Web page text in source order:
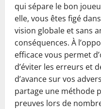
qui sépare le bon
elle, vous êtes figé
vision globale et sans
conséquences. À
efficace vous permet
d’éviter les erreurs et
d’avance sur vos
partage une méthode
preuves lors de